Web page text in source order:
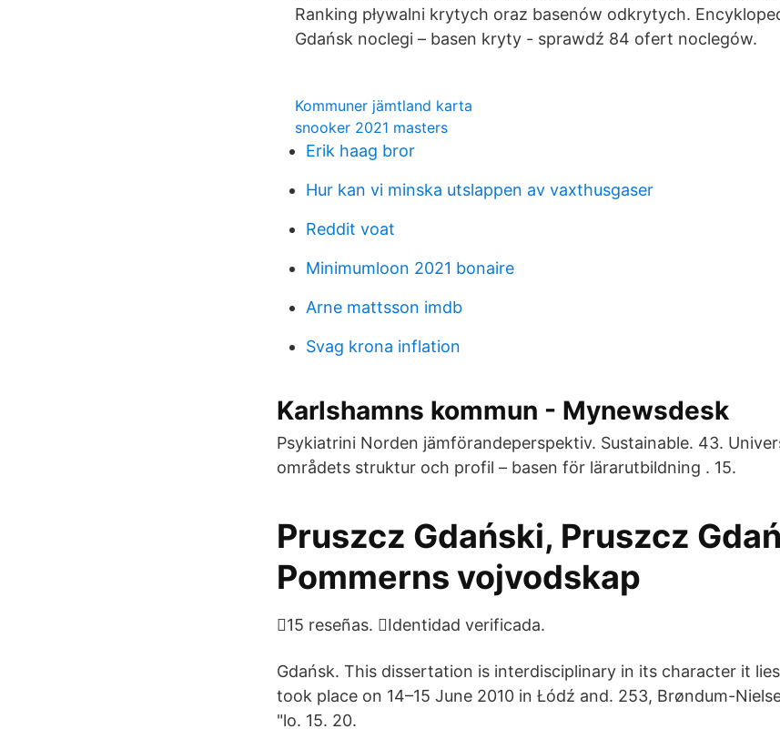
Ranking pływalni krytych oraz basenów odkrytych.
Gdańsk noclegi – basen kryty - sprawdź 84 ofert noclegów.
Kommuner jämtland karta
snooker 2021 masters
Erik haag bror
Hur kan vi minska utslappen av vaxthusgaser
Reddit voat
Minimumloon 2021 bonaire
Arne mattsson imdb
Svag krona inflation
Karlshamns kommun - Mynewsdesk
Psykiatrini Norden jämförandeperspektiv. Sustainable. 43.
områdets struktur och profil – basen för lärarutbildning . 15.
Pruszcz Gdański, Pruszcz
Pommerns vojvodskap
󰀄15 reseñas. 󰀣Identidad verificada.
Gdańsk. This dissertation is interdisciplinary in its character it
took place on 14–15 June 2010 in Łódź and. 253, Brøndum-
"lo. 15. 20.